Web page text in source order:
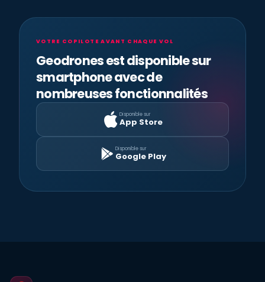
VOTRE COPILOTE AVANT CHAQUE VOL
Geodrones est disponible sur
smartphone avec de
nombreuses fonctionnalités
Disponible sur
App Store
Disponible sur
Google Play